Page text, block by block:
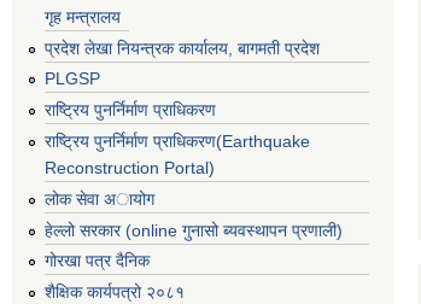
गृह मन्त्रालय
प्रदेश लेखा नियन्त्रक कार्यालय, बागमती प्रदेश
PLGSP
राष्ट्रिय पुनर्निर्माण प्राधिकरण
राष्ट्रिय पुनर्निर्माण प्राधिकरण(Earthquake
Reconstruction Portal)
लोक सेवा अायोग
हेल्लो सरकार (online गुनासो ब्यवस्थापन प्रणाली)
गोरखा पत्र दैनिक
शैक्षिक कार्यपत्रो २०८१